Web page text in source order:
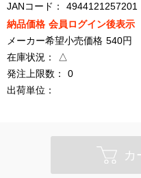
JANコード：
4944121257201
納品価格 会員ログイン後表示
メーカー希望小売価格 540円
在庫状況：
△
発注上限数：
0
出荷単位：
カ